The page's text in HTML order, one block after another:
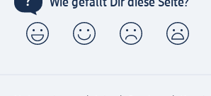
Wie gefällt Dir diese Seite?